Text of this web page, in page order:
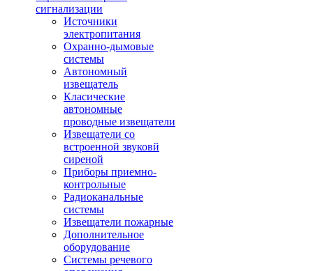
сигнализации
Источники
электропитания
Охранно-дымовые
системы
Автономный
извещатель
Класические
автономные
проводные извещатели
Извещатели со
встроенной звуковй
сиреной
Приборы приемно-
контрольные
Радиоканальные
системы
Извещатели пожарные
Дополнительное
оборудование
Системы речевого